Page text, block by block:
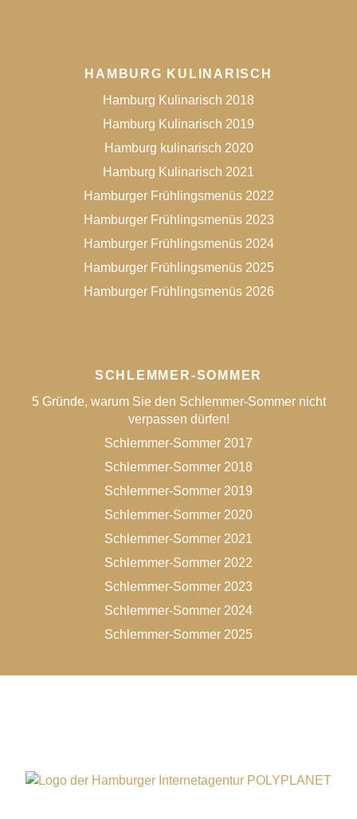
HAMBURG KULINARISCH
Hamburg Kulinarisch 2018
Hamburg Kulinarisch 2019
Hamburg kulinarisch 2020
Hamburg Kulinarisch 2021
Hamburger Frühlingsmenüs 2022
Hamburger Frühlingsmenüs 2023
Hamburger Frühlingsmenüs 2024
Hamburger Frühlingsmenüs 2025
Hamburger Frühlingsmenüs 2026
SCHLEMMER-SOMMER
5 Gründe, warum Sie den Schlemmer-Sommer nicht
verpassen dürfen!
Schlemmer-Sommer 2017
Schlemmer-Sommer 2018
Schlemmer-Sommer 2019
Schlemmer-Sommer 2020
Schlemmer-Sommer 2021
Schlemmer-Sommer 2022
Schlemmer-Sommer 2023
Schlemmer-Sommer 2024
Schlemmer-Sommer 2025